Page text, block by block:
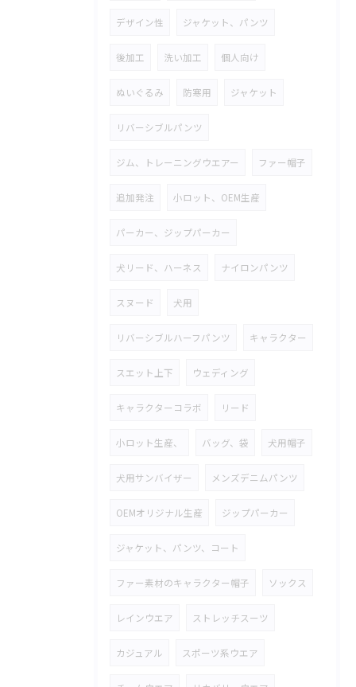
デザイン性 ジャケット、パンツ
後加工 洗い加工 個人向け
ぬいぐるみ 防寒用 ジャケット
リバーシブルパンツ
ジム、トレーニングウエアー ファー帽子
追加発注 小ロット、OEM生産
パーカー、ジップパーカー
犬リード、ハーネス ナイロンパンツ
スヌード 犬用
リバーシブルハーフパンツ キャラクター
スエット上下 ウェディング
キャラクターコラボ リード
小ロット生産、 バッグ、袋 犬用帽子
犬用サンバイザー メンズデニムパンツ
OEMオリジナル生産 ジップパーカー
ジャケット、パンツ、コート
ファー素材のキャラクター帽子 ソックス
レインウエア ストレッチスーツ
カジュアル スポーツ系ウエア